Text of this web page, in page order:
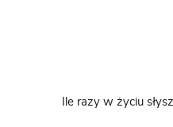
Ile razy w życiu